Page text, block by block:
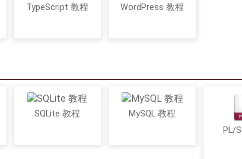
TypeScript 教程 WordPress 教程
SQLite 教程
MySQL 教程
PL/